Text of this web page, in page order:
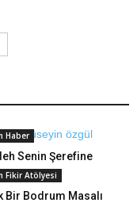
Haber
Senin Şerefine
Fikir Atölyesi
Bir Bodrum Masalı